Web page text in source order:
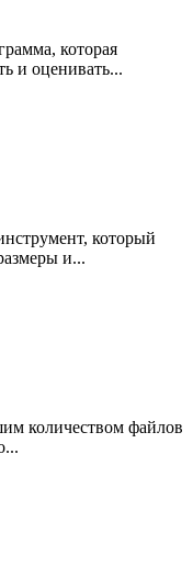
которая
и оценивать...
который
и...
количеством файлов